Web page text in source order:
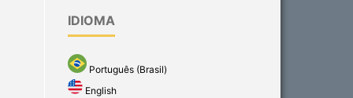
IDIOMA
Português (Brasil)
English